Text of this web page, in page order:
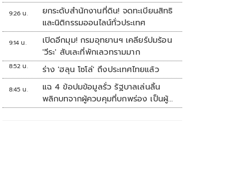
9:26 น.
ยกระดับสำนักงานที่ดิน! จดทะเบียนสิทธิ
และนิติกรรมออนไลน์ทั่วประเทศ
9:14 น.
เปิดอีกมุม! กรมอุทยานฯ เคลียร์ปมร้อน
'วีระ' สับเละที่พักเลวทรามมาก
8:52 น. ร่าง 'ฮลุน โซโล่' ถึงประเทศไทยแล้ว
8:45 น.
แฉ 4 ข้อปมข้อมูลรั่ว รัฐบาลเล่นลิ้น
พลิกบทจากผู้ควบคุมที่บกพร่อง เป็นผู้
เสียหายขู่ฟ้องคนเอาความจริงมาพูด